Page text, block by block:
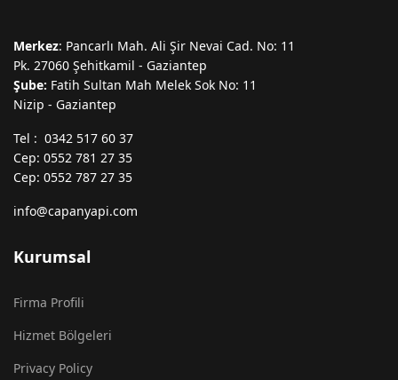
Merkez: Pancarlı Mah. Ali Şir Nevai Cad. No: 11
Pk. 27060 Şehitkamil - Gaziantep
Şube: Fatih Sultan Mah Melek Sok No: 11
Nizip - Gaziantep
Tel : 0342 517 60 37
Cep: 0552 781 27 35
Cep: 0552 787 27 35
info@capanyapi.com
Kurumsal
Firma Profili
Hizmet Bölgeleri
Privacy Policy